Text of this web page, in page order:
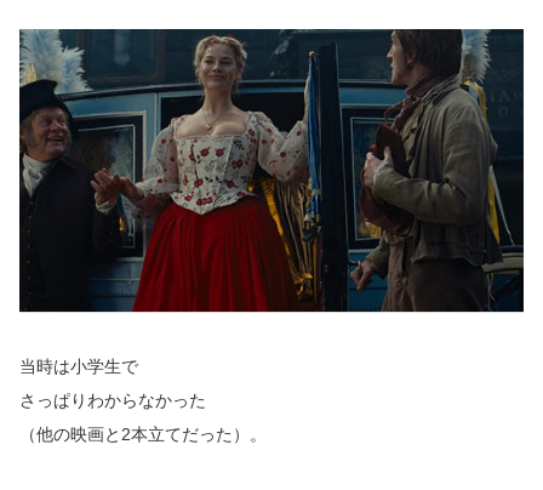
当時は小学生で
さっぱりわからなかった
（他の映画と2本立てだった）。